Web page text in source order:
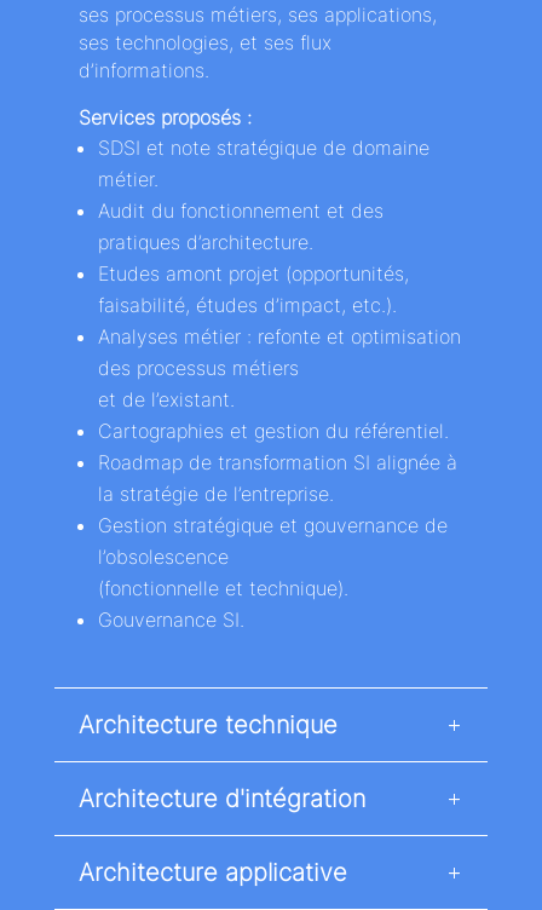
ses processus métiers, ses applications,
ses technologies, et ses flux
d’informations.
Services proposés :
SDSI et note stratégique de domaine
métier​.
Audit du fonctionnement et des
pratiques d’architecture. ​
Etudes amont projet (opportunités,
faisabilité, études d’impact, etc.).​
Analyses métier : refonte et optimisation
des processus métiers
et de l’existant​.
Cartographies et gestion du référentiel.​
Roadmap de transformation SI alignée à
la stratégie de l’entreprise.​
Gestion stratégique et gouvernance de
l’obsolescence
(fonctionnelle et technique)​.
Gouvernance SI.
Architecture technique
Architecture d'intégration
Architecture applicative